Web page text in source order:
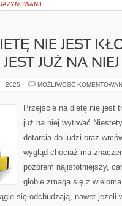
NIE JEST
JUŻ NA
- 2025 MOŻLIWOŚĆ
Przejście na dietę nie jest
już na niej wytrwać
dotarcia do ludzi oraz
wygląd chociaż ma
pozorem najistotniejszy,
globie zmaga się z
się odchudzają, nawet jeżeli